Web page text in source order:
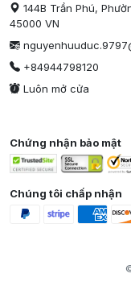
144B Trần Phú,
45000 VN
+84944798120
Luôn mở cửa
Chứng nhận bảo mật
Chúng tôi chấp nhận